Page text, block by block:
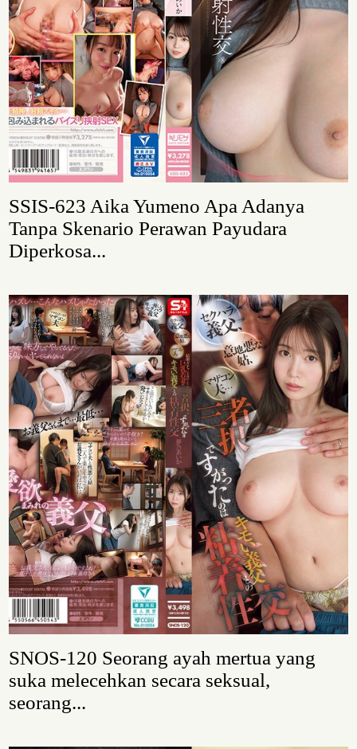
SSIS-623 Aika Yumeno Apa Adanya
Tanpa Skenario Perawan Payudara
Diperkosa...
SNOS-120 Seorang ayah mertua yang
suka melecehkan secara seksual,
seorang...